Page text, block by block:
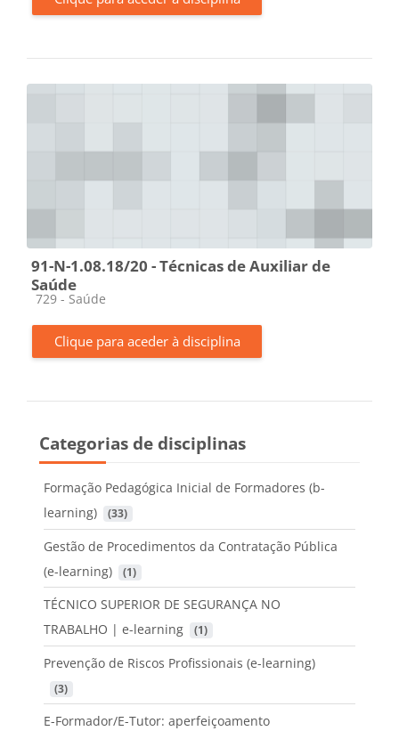
91-N-1.08.18/20 - Técnicas de Auxiliar de
Saúde
Categoria da disciplina
729 - Saúde
Clique para aceder à disciplina
Categorias de disciplinas
Formação Pedagógica Inicial de Formadores (b-
learning)
(33)
Gestão de Procedimentos da Contratação Pública
(e-learning)
(1)
TÉCNICO SUPERIOR DE SEGURANÇA NO
TRABALHO | e-learning
(1)
Prevenção de Riscos Profissionais (e-learning)
(3)
E-Formador/E-Tutor: aperfeiçoamento